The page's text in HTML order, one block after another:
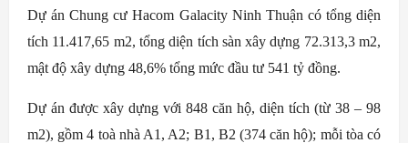
Dự án Chung cư Hacom Galacity Ninh Thuận có tổng diện
tích 11.417,65 m2, tổng diện tích sàn xây dựng 72.313,3 m2,
mật độ xây dựng 48,6% tổng mức đầu tư 541 tỷ đồng.
Dự án được xây dựng với 848 căn hộ, diện tích (từ 38 – 98
m2), gồm 4 toà nhà A1, A2; B1, B2 (374 căn hộ); mỗi tòa có